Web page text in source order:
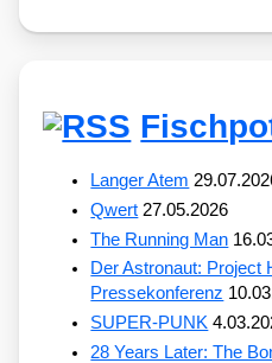
Langer Atem
Qwert 27.05.2026
The Running Man
Der Astronaut: Project
Pressekonferenz
SUPER-PUNK
28 Years Later: The